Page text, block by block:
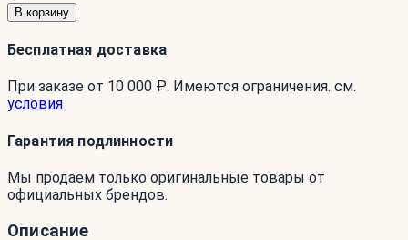
В корзину
Бесплатная доставка
При заказе от 10 000 ₽. Имеются ограничения. см.
условия
Гарантия подлинности
Мы продаем только оригинальные товары от
официальных брендов.
Описание